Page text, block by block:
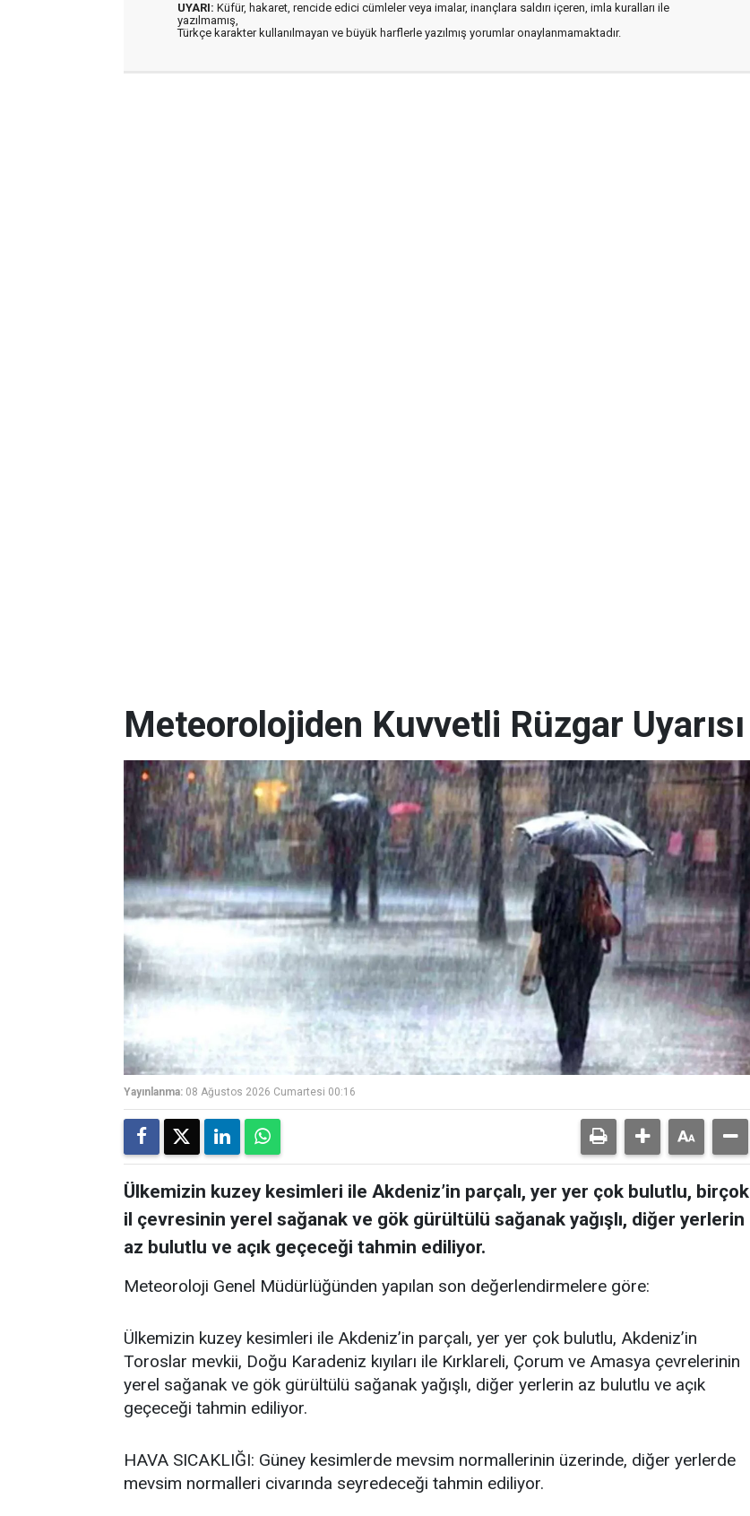
UYARI: Küfür, hakaret, rencide edici cümleler veya imalar, inançlara saldırı içeren, imla kuralları ile
yazılmamış,
Türkçe karakter kullanılmayan ve büyük harflerle yazılmış yorumlar onaylanmamaktadır.
Meteorolojiden Kuvvetli Rüzgar Uyarısı
Yayınlanma: 08 Ağustos 2026 Cumartesi 00:16
Ülkemizin kuzey kesimleri ile Akdeniz’in parçalı, yer yer çok bulutlu, birçok
il çevresinin yerel sağanak ve gök gürültülü sağanak yağışlı, diğer yerlerin
az bulutlu ve açık geçeceği tahmin ediliyor.
Meteoroloji Genel Müdürlüğünden yapılan son değerlendirmelere göre:
Ülkemizin kuzey kesimleri ile Akdeniz’in parçalı, yer yer çok bulutlu, Akdeniz’in
Toroslar mevkii, Doğu Karadeniz kıyıları ile Kırklareli, Çorum ve Amasya çevrelerinin
yerel sağanak ve gök gürültülü sağanak yağışlı, diğer yerlerin az bulutlu ve açık
geçeceği tahmin ediliyor.
HAVA SICAKLIĞI: Güney kesimlerde mevsim normallerinin üzerinde, diğer yerlerde
mevsim normalleri civarında seyredeceği tahmin ediliyor.